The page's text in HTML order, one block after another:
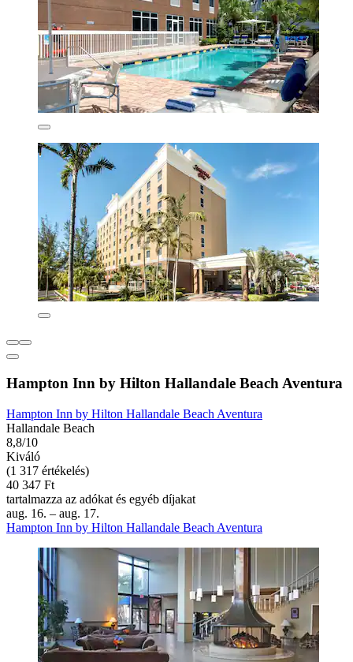
Hampton Inn by Hilton Hallandale Beach Aventura
Hampton Inn by Hilton Hallandale Beach Aventura
Hallandale Beach
8,8/10
Kiváló
(1 317 értékelés)
40 347 Ft
tartalmazza az adókat és egyéb díjakat
aug. 16. – aug. 17.
Hampton Inn by Hilton Hallandale Beach Aventura